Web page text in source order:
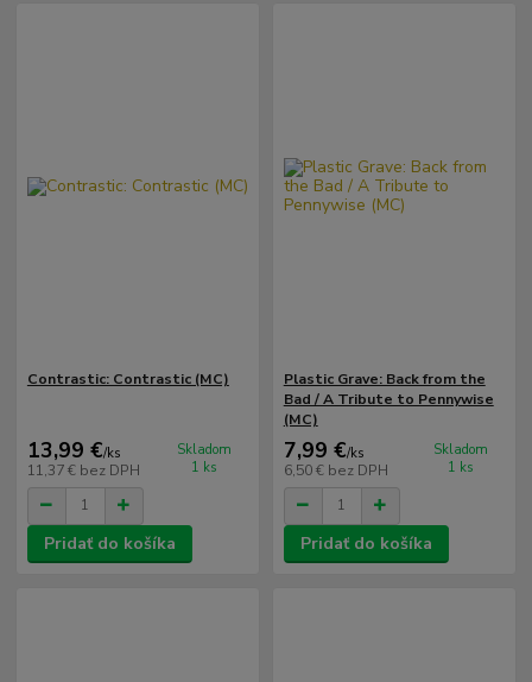
Contrastic: Contrastic (MC)
13,99 €/ks
11,37 € bez DPH
Skladom
1 ks
Pridať do košíka
Plastic Grave: Back from the
Bad / A Tribute to Pennywise
(MC)
7,99 €/ks
6,50 € bez DPH
Skladom
1 ks
Pridať do košíka